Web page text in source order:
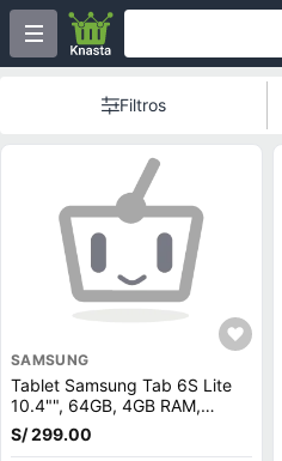
Filtros
SAMSUNG
Tablet Samsung Tab 6S Lite
10.4"", 64GB, 4GB RAM,
cámara principal 8MP y frontal
5MP, Octa-Core, 7040 mAh,
S/ 299.00